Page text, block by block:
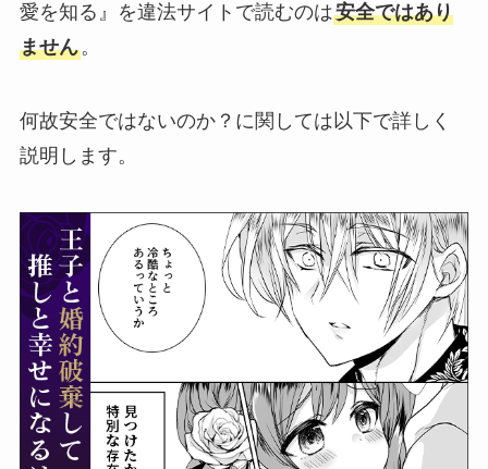
愛を知る』を違法サイトで読むのは安全ではあり
ません。
何故安全ではないのか？に関しては以下で詳しく
説明します。